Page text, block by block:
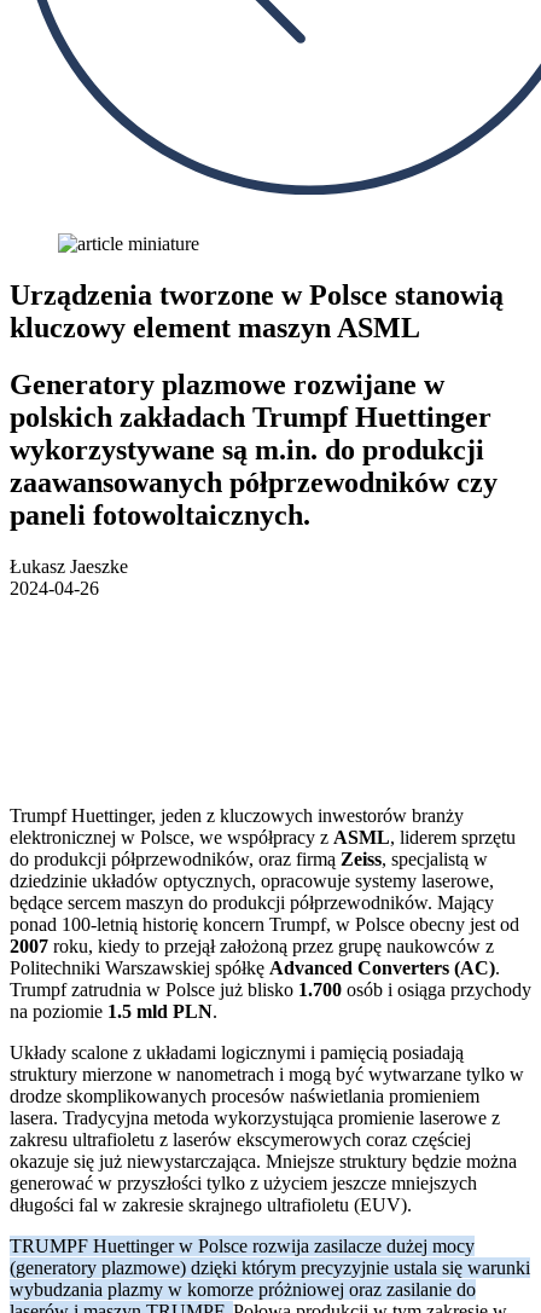
Urządzenia tworzone w Polsce stanowią
kluczowy element maszyn ASML
Generatory plazmowe rozwijane w
polskich zakładach Trumpf Huettinger
wykorzystywane są m.in. do produkcji
zaawansowanych półprzewodników czy
paneli fotowoltaicznych.
Łukasz Jaeszke
2024-04-26
Trumpf Huettinger, jeden z kluczowych inwestorów branży
elektronicznej w Polsce, we współpracy z ASML, liderem sprzętu
do produkcji półprzewodników, oraz firmą Zeiss, specjalistą w
dziedzinie układów optycznych, opracowuje systemy laserowe,
będące sercem maszyn do produkcji półprzewodników. Mający
ponad 100-letnią historię koncern Trumpf, w Polsce obecny jest od
2007 roku, kiedy to przejął założoną przez grupę naukowców z
Politechniki Warszawskiej spółkę Advanced Converters (AC).
Trumpf zatrudnia w Polsce już blisko 1.700 osób i osiąga przychody
na poziomie 1.5 mld PLN.
Układy scalone z układami logicznymi i pamięcią posiadają
struktury mierzone w nanometrach i mogą być wytwarzane tylko w
drodze skomplikowanych procesów naświetlania promieniem
lasera. Tradycyjna metoda wykorzystująca promienie laserowe z
zakresu ultrafioletu z laserów ekscymerowych coraz częściej
okazuje się już niewystarczająca. Mniejsze struktury będzie można
generować w przyszłości tylko z użyciem jeszcze mniejszych
długości fal w zakresie skrajnego ultrafioletu (EUV).
TRUMPF Huettinger w Polsce rozwija zasilacze dużej mocy
(generatory plazmowe) dzięki którym precyzyjnie ustala się warunki
wybudzania plazmy w komorze próżniowej oraz zasilanie do